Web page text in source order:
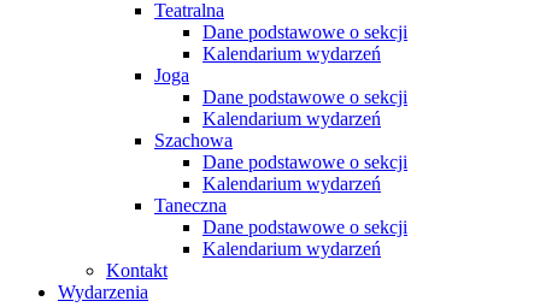
Teatralna
Dane podstawowe o sekcji
Kalendarium wydarzeń
Joga
Dane podstawowe o sekcji
Kalendarium wydarzeń
Szachowa
Dane podstawowe o sekcji
Kalendarium wydarzeń
Taneczna
Dane podstawowe o sekcji
Kalendarium wydarzeń
Kontakt
Wydarzenia